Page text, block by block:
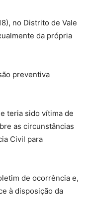
no Distrito de Vale
da própria
preventiva
teria sido vítima de
as circunstâncias
Civil para
de ocorrência e,
à disposição da